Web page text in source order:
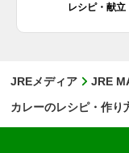
レシピ・献立
JREメディア JRE
カレーのレシピ・作り